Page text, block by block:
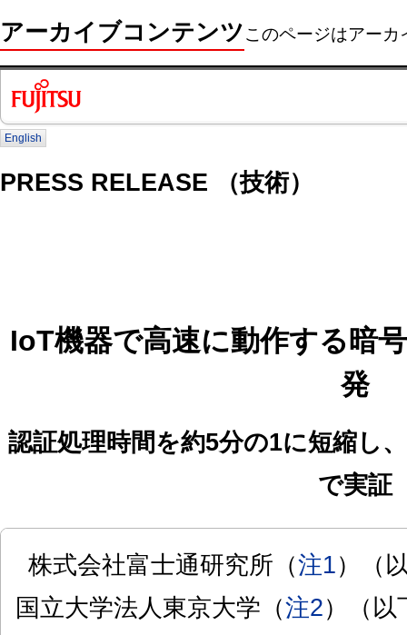
アーカイブコンテンツこのページはアー
English
PRESS RELEASE （技術）
IoT機器で高速に動作する暗
発
認証処理時間を約5分の1に短縮し
で実証
株式会社富士通研究所（注1）（
国立大学法人東京大学（注2）（以